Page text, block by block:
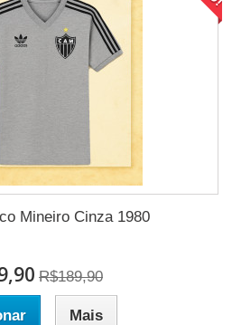
Mineiro Cinza 1980
R$189,90
Mais